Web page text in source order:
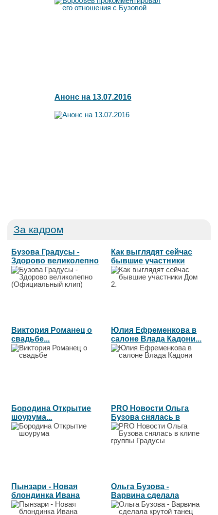
Анонс на 13.07.2016
За кадром
Бузова Градусы -
Здорово великолепно
(Официальный...
Как выглядят сейчас
бывшие участники
Дом 2....
Виктория Романец о
свадьбе...
Юлия Ефременкова в
салоне Влада Кадони...
Бородина Открытие
шоурума...
PRO Новости Ольга
Бузова снялась в
клипе группы...
Пынзари - Новая
блондинка Ивана
Барзикова....
Ольга Бузова -
Варвина сделала
крутой танец...